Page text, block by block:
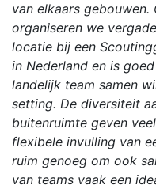
van elkaars
organiseren we
locatie bij een
in Nederland en is
landelijk team samen
setting. De diversiteit
buitenruimte geven
flexibele invulling van
ruim genoeg om ook
van teams vaak een